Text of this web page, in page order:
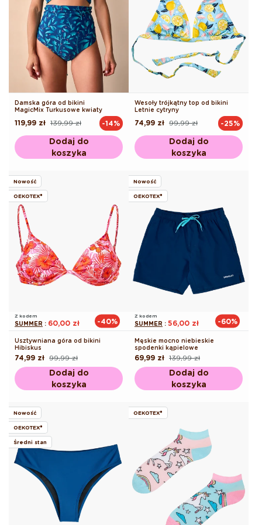
Damska góra od bikini
MagicMix Turkusowe kwiaty
Cena
139,99 zł
Cena
119,99 zł -14%
Dodaj do
koszyka
Wesoły trójkątny top od bikini
Letnie cytryny
Cena
99,99 zł
Cena
74,99 zł -25%
Dodaj do
koszyka
Nowość
OEKOTEX®
Z kodem
SUMMER : 60,00 zł -40%
Usztywniana góra od bikini
Hibiskus
Cena
regularna
99,99 zł
Cena
promocyjna
74,99 zł
Dodaj do
koszyka
Nowość
OEKOTEX®
Z kodem
SUMMER : 56,00 zł -60%
Męskie mocno niebieskie
spodenki kąpielowe
Cena
regularna
139,99 zł
Cena
promocyjna
69,99 zł
Dodaj do
koszyka
Nowość
OEKOTEX®
Średni stan
OEKOTEX®